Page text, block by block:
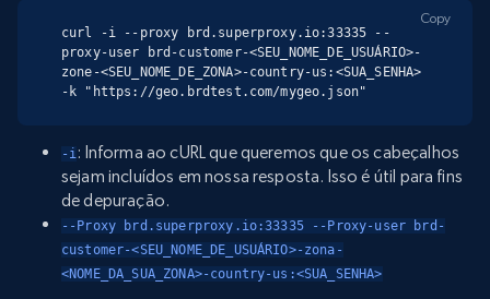
curl -i --proxy brd.superproxy.io:33335 --
proxy-user brd-customer-<SEU_NOME_DE_USUÁRIO>-
zone-<SEU_NOME_DE_ZONA>-country-us:<SUA_SENHA>
-k "https://geo.brdtest.com/mygeo.json"
Copy
-i : Informa ao cURL que queremos que os cabeçalhos
sejam incluídos em nossa resposta. Isso é útil para fins
de depuração.
--Proxy brd.superproxy.io:33335 --Proxy-user brd-
customer-<SEU_NOME_DE_USUÁRIO>-zona-
<NOME_DA_SUA_ZONA>-country-us:<SUA_SENHA>